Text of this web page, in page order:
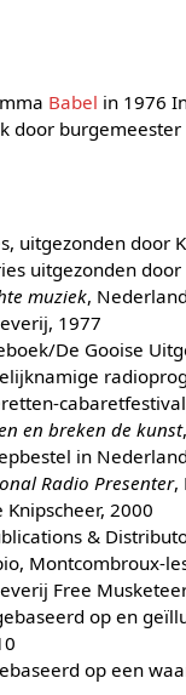
Babel in 1976
door
uitgezonden door
uitgezonden
muziek,
1977
De Gooise
en breken de kunst
in
Radio Presenter,
2000
&
Montcombroux-
Free
op en
op een